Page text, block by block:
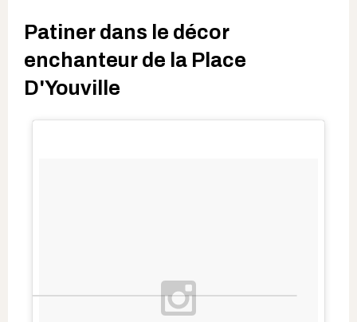
Patiner dans le décor
enchanteur de la Place
D'Youville